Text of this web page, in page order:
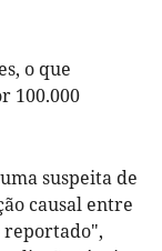
o que
100.000
suspeita de
causal entre
reportado",